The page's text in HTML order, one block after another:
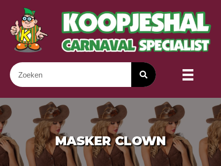
MASKER CLOWN